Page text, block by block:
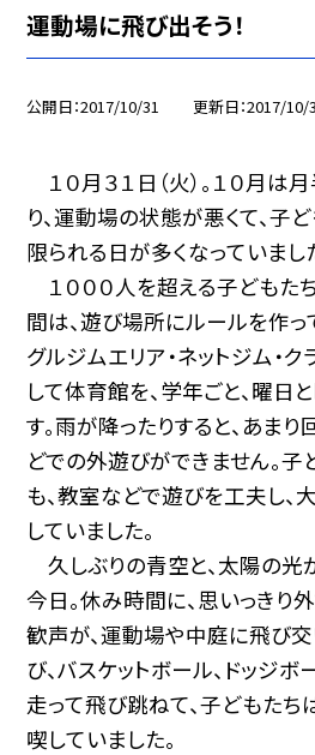
運動場に飛び出そう！
公開日 2017/10/31 更新日 2017/10/
１０月３１日（火）。１０月は
り、運動場の状態が悪くて、子
限られる日が多くなっていまし
１０００人を超える子ども
間は、遊び場所にルールを作っ
グルジムエリア・ネットジム・ク
して体育館を、学年ごと、曜日
す。雨が降ったりすると、あま
どでの外遊びができません。
も、教室などで遊びを工夫し、
していました。
久しぶりの青空と、太陽の光
今日。休み時間に、思いっきり
歓声が、運動場や中庭に飛び
び、バスケットボール、ドッジボ
走って飛び跳ねて、子どもた
喫していました。